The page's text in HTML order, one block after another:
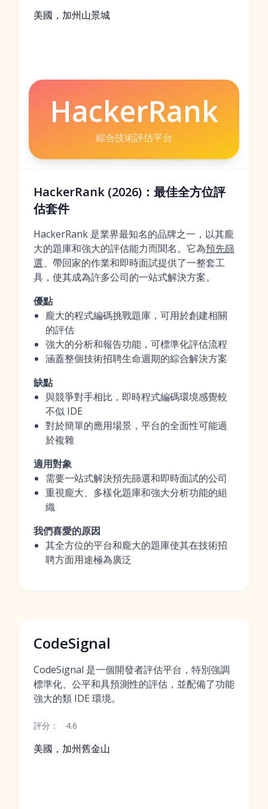
美國，加州山景城
HackerRank
綜合技術評估平台
HackerRank (2026)：最佳全方位評
估套件
HackerRank 是業界最知名的品牌之一，以其龐
大的題庫和強大的評估能力而聞名。它為預先篩
選、帶回家的作業和即時面試提供了一整套工
具，使其成為許多公司的一站式解決方案。
優點
龐大的程式編碼挑戰題庫，可用於創建相關
的評估
強大的分析和報告功能，可標準化評估流程
涵蓋整個技術招聘生命週期的綜合解決方案
缺點
與競爭對手相比，即時程式編碼環境感覺較
不似 IDE
對於簡單的應用場景，平台的全面性可能過
於複雜
適用對象
需要一站式解決預先篩選和即時面試的公司
重視龐大、多樣化題庫和強大分析功能的組
織
我們喜愛的原因
其全方位的平台和龐大的題庫使其在技術招
聘方面用途極為廣泛
CodeSignal
CodeSignal 是一個開發者評估平台，特別強調
標準化、公平和具預測性的評估，並配備了功能
強大的類 IDE 環境。
評分： 4.6
美國，加州舊金山